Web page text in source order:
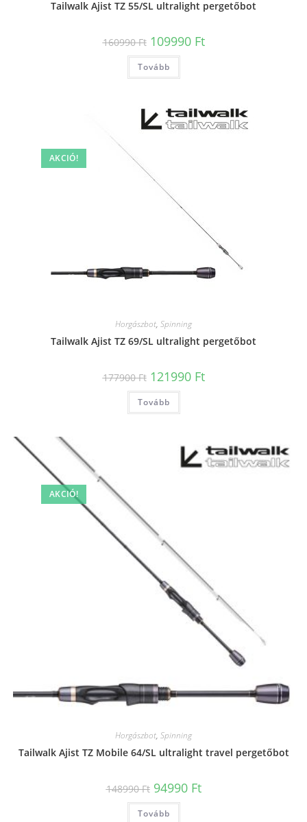
Tailwalk Ajist TZ 55/SL ultralight pergetőbot
160990Ft Original
price
was:
160990 Ft.
109990 FtCurrent
price
Tovább
AKCIÓ!
Horgászbot, Spinning
Tailwalk Ajist TZ 69/SL ultralight pergetőbot
177900Ft Original
price
was:
177900 Ft.
121990 FtCurrent
price
Tovább
AKCIÓ!
Horgászbot, Spinning
Tailwalk Ajist TZ Mobile 64/SL ultralight travel pergetőbot
148990Ft Original
price
was:
148990 Ft.
94990 FtCurrent
price
Tovább